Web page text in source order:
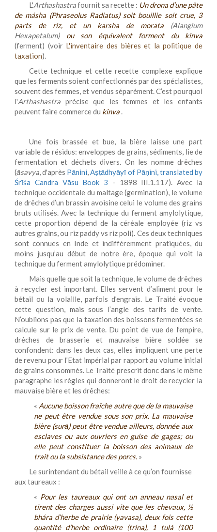
L'Arthashastrafournit sa recette : Un drona d’une pâte
de másha (Phraseolus Radiatus)soit bouillie soit crue, 3
parts de riz, et un karsha de morata (Alangium
Hexapetalum)ou son équivalent forment du kinva
(ferment) (voir L'inventaire des bières et la politique de
taxation).
Cette technique et cette recette complexe explique
que les ferments soient confectionnés par des spécialistes,
souvent des femmes, et vendus séparément. C’est pourquoi
l'Arthashastra précise que les femmes et les enfants
peuvent faire commerce du kinva.
Une fois brassée et bue, la bière laisse une part
variable de résidus: enveloppes de grains, sédiments, lie de
fermentation et déchets divers. On les nomme drêches
(āsavya, d'après Pānini,Aṣṭādhyāyī of Pāṇini, translated by
Śrīśa Candra Vāsu Book 3 - 1898 III.1.117). Avec la
technique occidentale du maltage (germination), le volume
de drêches d’un brassin avoisine celui le volume des grains
bruts utilisés. Avec la technique du ferment amylolytique,
cette proportion dépend de la céréale employée (riz vs
autres grains, ou riz paddy vs riz poli). Ces deux techniques
sont connues en Inde et indifféremment pratiquées, du
moins jusqu’au début de notre ère, époque qui voit la
technique du ferment amylolytique prédominer.
Mais quelle que soit la technique, le volume de drêches
à recycler est important. Elles servent d’aliment pour le
bétail ou la volaille, parfois d’engrais. Le Traité évoque
cette question, mais sous l’angle des tarifs de vente.
N’oublions pas que la taxation des boissons fermentées se
calcule sur le prix de vente. Du point de vue de l’empire,
drêches de brasserie et mauvaise bière soldée se
confondent: dans les deux cas, elles impliquent une perte
de revenu pour l’Etat impérial par rapport au volume initial
de grains consommés. Le Traité prescrit donc dans le même
paragraphe les règles qui donneront le droit de recycler la
mauvaise bière et les drêches:
« Aucune boisson fraîche autre que de la mauvaise
ne peut être vendue sous son prix. La mauvaise
bière (surā) peut être vendue ailleurs, donnée aux
esclaves ou aux ouvriers en guise de gages; ou
elle peut constituer la boisson des animaux de
trait ou la subsistance des porcs. »
Le surintendant du bétail veille à ce qu’on fournisse
aux taureaux :
« Pour les taureaux qui ont un anneau nasal et
tirent des charges aussi vite que les chevaux, ½
bhára d’herbe de prairie (yavasa), deux fois cette
quantité d’herbe ordinaire (trina), 1 tulá (100